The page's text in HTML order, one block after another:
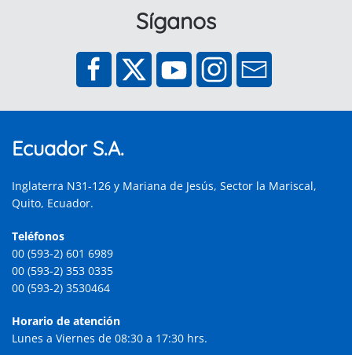
Síganos
Ecuador S.A.
Inglaterra N31-126 y Mariana de Jesús, Sector la Mariscal,
Quito, Ecuador.
Teléfonos
00 (593-2) 601 6989
00 (593-2) 353 0335
00 (593-2) 3530464
Horario de atención
Lunes a Viernes de 08:30 a 17:30 hrs.